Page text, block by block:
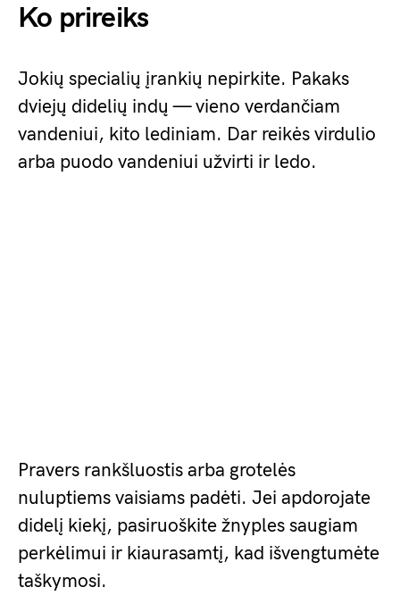
Ko prireiks
Jokių specialių įrankių nepirkite. Pakaks
dviejų didelių indų — vieno verdančiam
vandeniui, kito lediniam. Dar reikės virdulio
arba puodo vandeniui užvirti ir ledo.
Pravers rankšluostis arba grotelės
nuluptiems vaisiams padėti. Jei apdorojate
didelį kiekį, pasiruoškite žnyples saugiam
perkėlimui ir kiaurasamtį, kad išvengtumėte
taškymosi.